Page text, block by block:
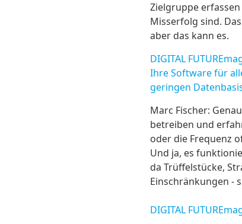
Zielgruppe
Misserfolg sind.
aber das kann es.
DIGITAL
Ihre Software für
geringen
Marc Fischer:
betreiben und
oder die Frequenz
Und ja, es
da Trüffelstücke,
Einschränkungen -
DIGITAL